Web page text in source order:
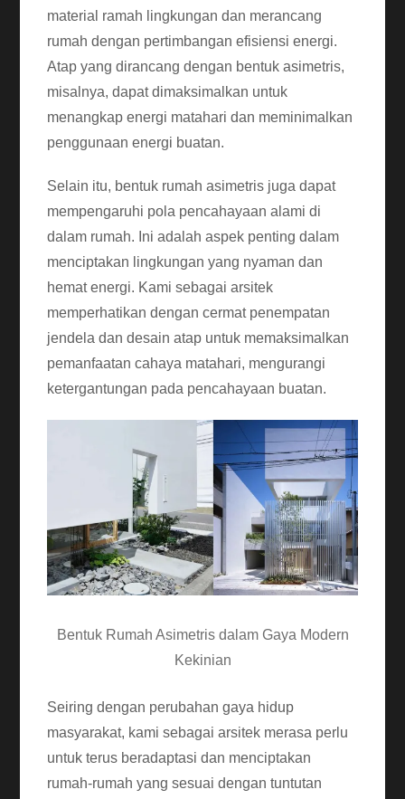
material ramah lingkungan dan merancang
rumah dengan pertimbangan efisiensi energi.
Atap yang dirancang dengan bentuk asimetris,
misalnya, dapat dimaksimalkan untuk
menangkap energi matahari dan meminimalkan
penggunaan energi buatan.
Selain itu, bentuk rumah asimetris juga dapat
mempengaruhi pola pencahayaan alami di
dalam rumah. Ini adalah aspek penting dalam
menciptakan lingkungan yang nyaman dan
hemat energi. Kami sebagai arsitek
memperhatikan dengan cermat penempatan
jendela dan desain atap untuk memaksimalkan
pemanfaatan cahaya matahari, mengurangi
ketergantungan pada pencahayaan buatan.
Bentuk Rumah Asimetris dalam Gaya Modern
Kekinian
Seiring dengan perubahan gaya hidup
masyarakat, kami sebagai arsitek merasa perlu
untuk terus beradaptasi dan menciptakan
rumah-rumah yang sesuai dengan tuntutan